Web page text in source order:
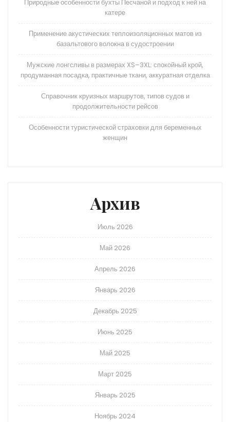
Природные особенности бухты Песчаной и подход к ней на
катере
Применение акустических теплоизоляционных матов из
базальтового волокна в судостроении
Мужские лонгсливы в размерах XS–3XL: спокойный крой,
продуманная посадка, практичные ткани, аккуратная отделка
Справочник круизных маршрутов, типов судов и
продолжительности рейсов
Особенности туристической страховки для беременных
женщин
Архив
Июль 2026
Май 2026
Апрель 2026
Январь 2026
Декабрь 2025
Июнь 2025
Май 2025
Март 2025
Январь 2025
Ноябрь 2024